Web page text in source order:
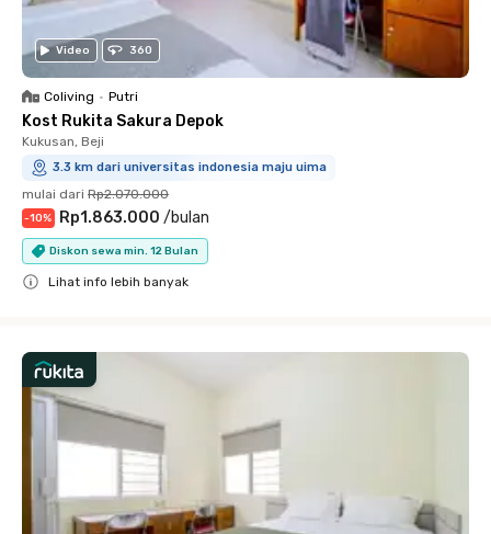
Video 360
Coliving • Putri
Kost Rukita Sakura Depok
Kukusan, Beji
3.3 km dari universitas indonesia maju uima
mulai dari Rp2.070.000
-10% Rp1.863.000 /bulan
Diskon sewa min. 12 Bulan
Lihat info lebih banyak